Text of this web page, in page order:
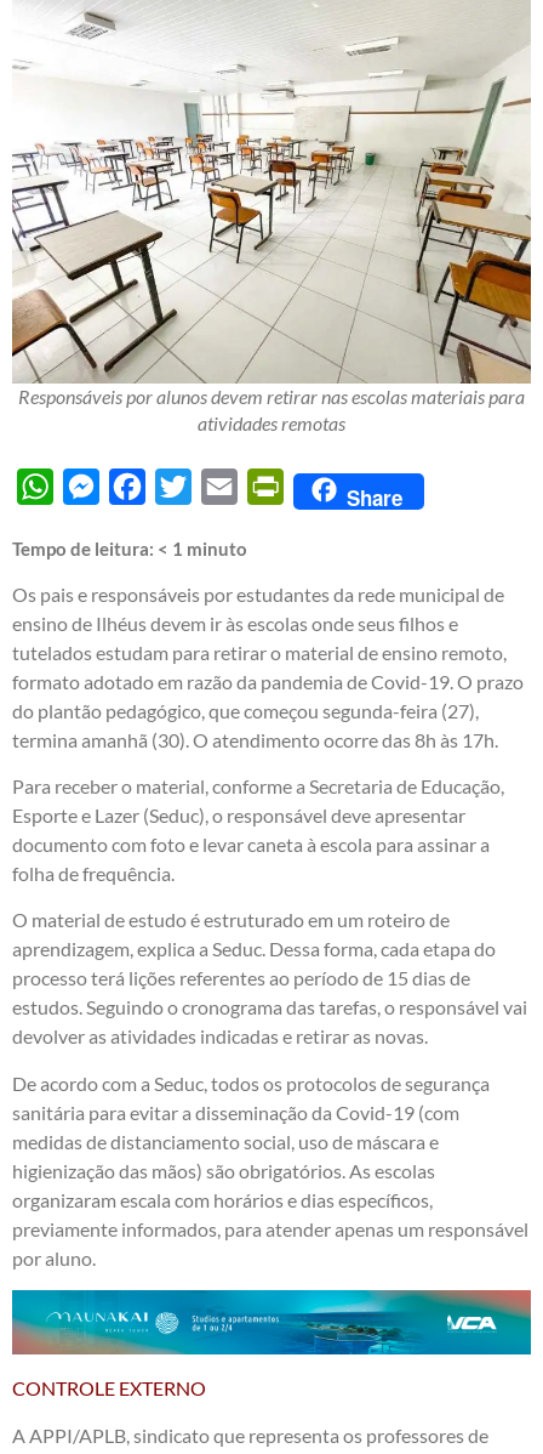
Responsáveis por alunos devem retirar nas escolas materiais para
atividades remotas
WhatsAppMessengerFacebook
Twitter Email PrintFriendly
Share
Tempo de leitura: < 1 minuto
Os pais e responsáveis por estudantes da rede municipal de
ensino de Ilhéus devem ir às escolas onde seus filhos e
tutelados estudam para retirar o material de ensino remoto,
formato adotado em razão da pandemia de Covid-19. O prazo
do plantão pedagógico, que começou segunda-feira (27),
termina amanhã (30). O atendimento ocorre das 8h às 17h.
Para receber o material, conforme a Secretaria de Educação,
Esporte e Lazer (Seduc), o responsável deve apresentar
documento com foto e levar caneta à escola para assinar a
folha de frequência.
O material de estudo é estruturado em um roteiro de
aprendizagem, explica a Seduc. Dessa forma, cada etapa do
processo terá lições referentes ao período de 15 dias de
estudos. Seguindo o cronograma das tarefas, o responsável vai
devolver as atividades indicadas e retirar as novas.
De acordo com a Seduc, todos os protocolos de segurança
sanitária para evitar a disseminação da Covid-19 (com
medidas de distanciamento social, uso de máscara e
higienização das mãos) são obrigatórios. As escolas
organizaram escala com horários e dias específicos,
previamente informados, para atender apenas um responsável
por aluno.
CONTROLE EXTERNO
A APPI/APLB, sindicato que representa os professores de